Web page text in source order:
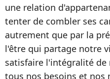
une relation
tenter de combler ses
autrement que par la
l'être qui partage notre
satisfaire l'intégralité de
tous nos besoins et nos